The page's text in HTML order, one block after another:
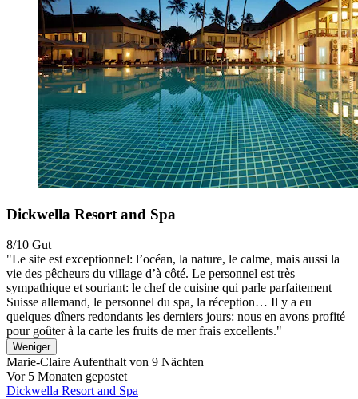
Dickwella Resort and Spa
8/10 Gut
"Le site est exceptionnel: l’océan, la nature, le calme, mais aussi la
vie des pêcheurs du village d’à côté. Le personnel est très
sympathique et souriant: le chef de cuisine qui parle parfaitement
Suisse allemand, le personnel du spa, la réception… Il y a eu
quelques dîners redondants les derniers jours: nous en avons profité
pour goûter à la carte les fruits de mer frais excellents."
Weniger
Marie-Claire Aufenthalt von 9 Nächten
Vor 5 Monaten gepostet
Dickwella Resort and Spa